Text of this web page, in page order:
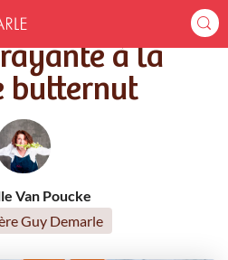
effrayante à la courge butternut
à la
butternut
Van Poucke
Guy Demarle